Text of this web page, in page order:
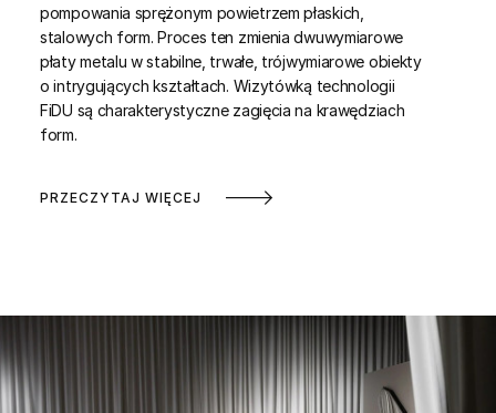
pompowania sprężonym powietrzem płaskich,
stalowych form. Proces ten zmienia dwuwymiarowe
płaty metalu w stabilne, trwałe, trójwymiarowe obiekty
o intrygujących kształtach. Wizytówką technologii
FiDU są charakterystyczne zagięcia na krawędziach
form.
PRZECZYTAJ WIĘCEJ